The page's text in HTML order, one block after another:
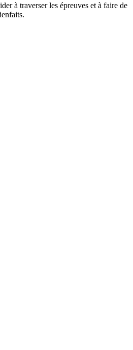
à traverser les épreuves et à faire de